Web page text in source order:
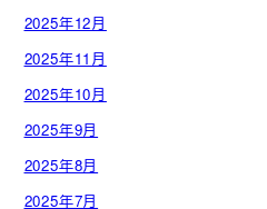
2025年12月
2025年11月
2025年10月
2025年9月
2025年8月
2025年7月